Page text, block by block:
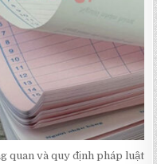
quan và quy định pháp luật